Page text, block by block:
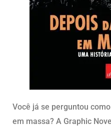
Você já se perguntou
em massa? A Graphic